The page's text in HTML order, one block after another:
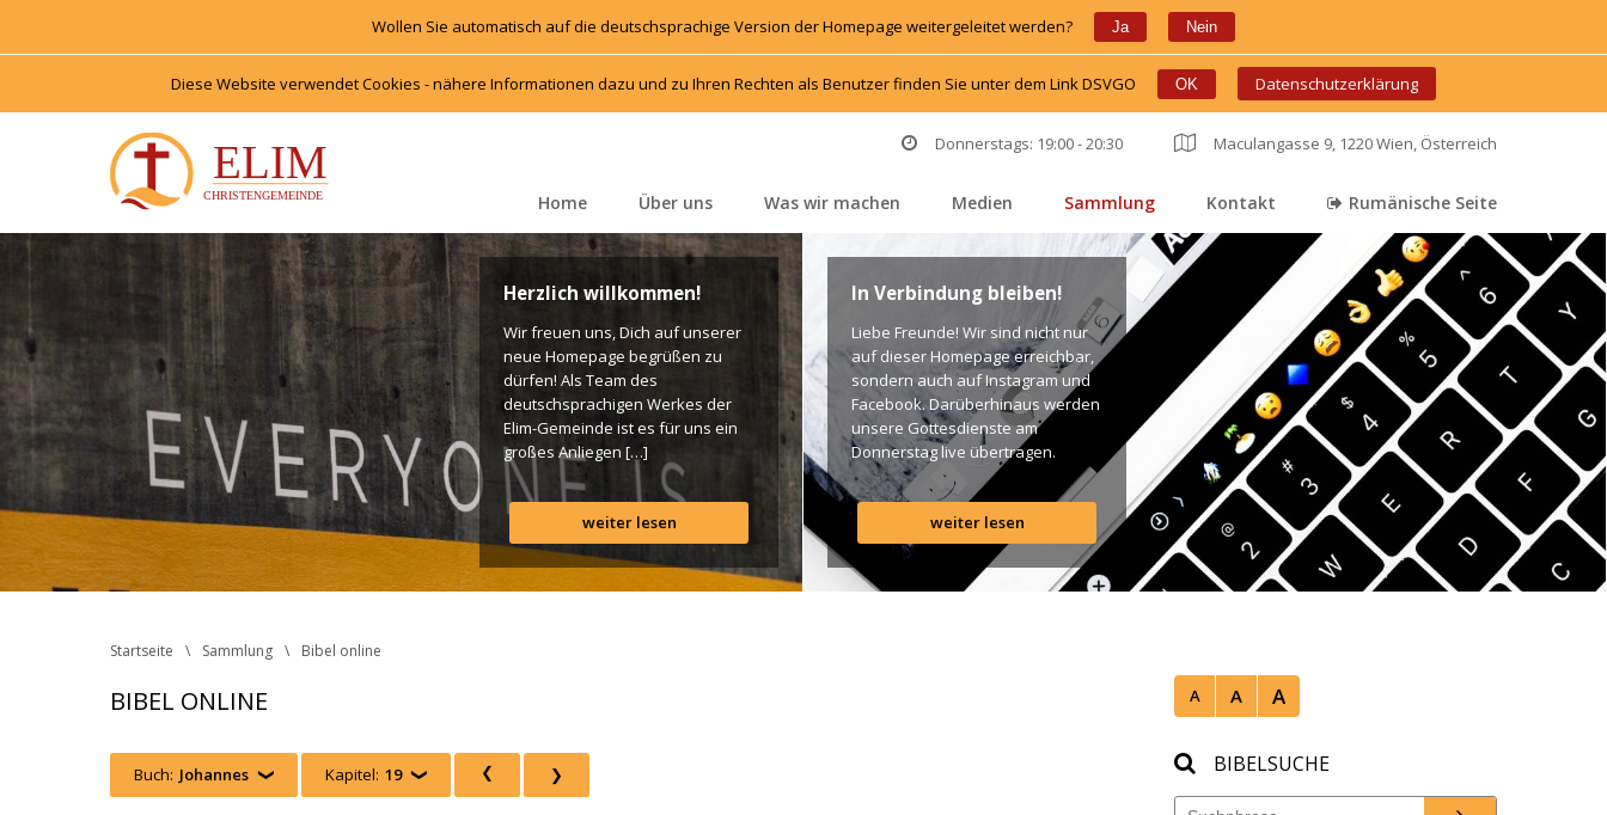
Wollen Sie automatisch auf die deutschsprachige Version der Homepage weitergeleitet werden? Ja Nein
Diese Website verwendet Cookies - nähere Informationen dazu und zu Ihren Rechten als Benutzer finden Sie unter dem Link DSVGO OK Datenschutzerklärung
Donnerstags: 19:00 - 20:30 Maculangasse 9, 1220 Wien, Österreich
Home Über un Was wir machen Medien Sammlung Kontakt Rumänische Seite
Herzlich willkommen!
Wir freuen uns, Dich auf unserer
neue Homepage begrüßen zu
dürfen! Als Team des
deutschsprachigen Werkes der
Elim-Gemeinde ist es für uns ein
großes Anliegen […]
weiter lesen
In Verbindung bleiben!
Liebe Freunde! Wir sind nicht nur
auf dieser Homepage erreichbar,
ondern auch auf Instagram und
Facebook. Darüberhinaus werden
unsere Gottesdienste am
Donnerstag live übertragen.
Unten findet Ihr dazu alle Links.
Gottes Segen! Live-Übertragung
Gottesdienst: http://ro.elim.at/live
Instagram: http://elim.wien
Facebook:
https://www.facebook.com/elimwien/
weiter lesen
Startseite Sammlung Bibel online
BIBEL ONLINE A A A
Buch: Johanne Kapitel: 19 BIBELSUCHE